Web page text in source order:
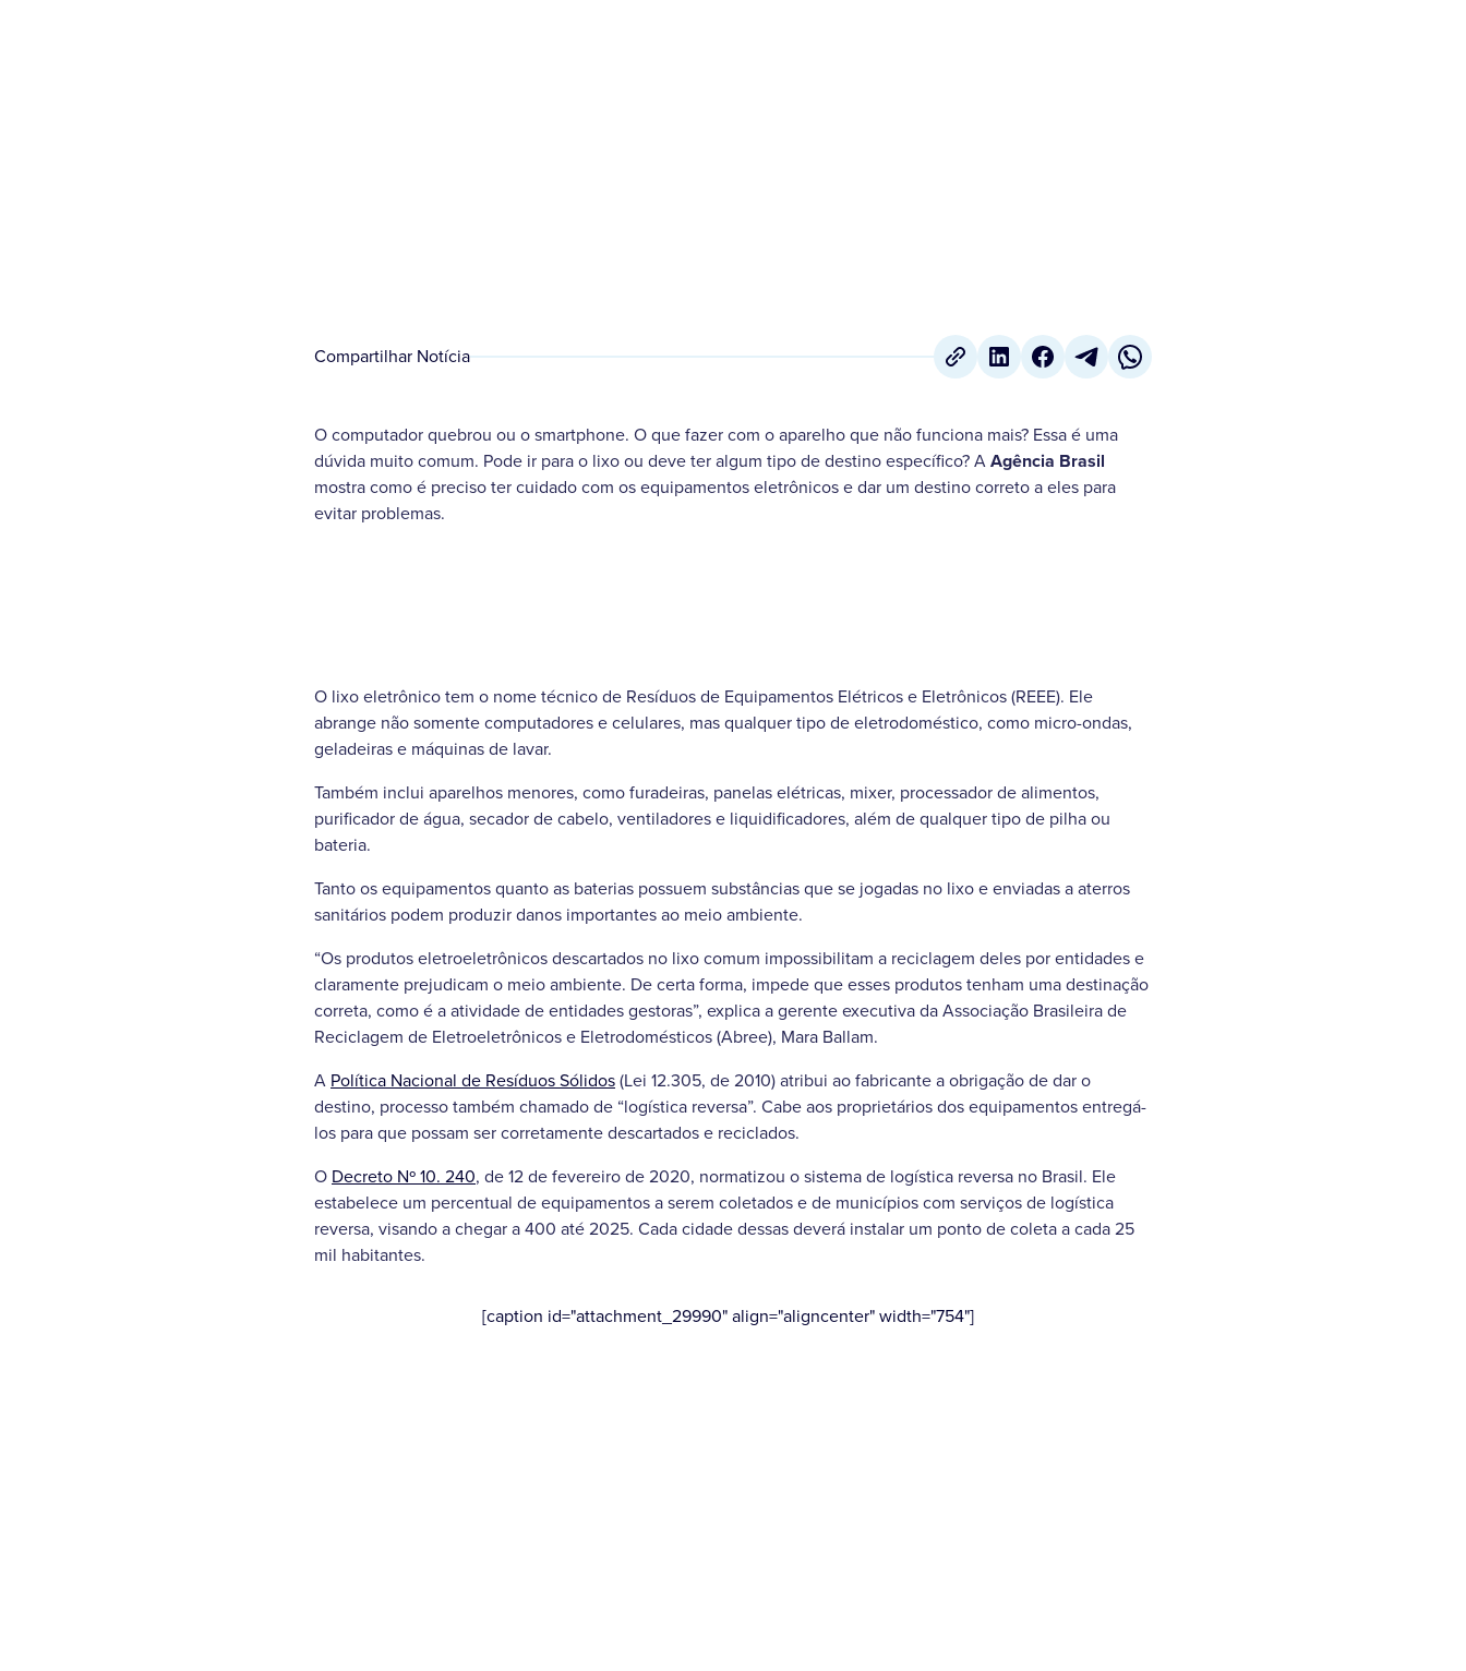
Compartilhar Notícia
O computador quebrou ou o smartphone. O que fazer com o aparelho que não funciona mais? Essa é uma
dúvida muito comum. Pode ir para o lixo ou deve ter algum tipo de destino específico? AAgência Brasil
mostra como é preciso ter cuidado com os equipamentos eletrônicos e dar um destino correto a eles para
evitar problemas.
O lixo eletrônico tem o nome técnico de Resíduos de Equipamentos Elétricos e Eletrônicos (REEE). Ele
abrange não somente computadores e celulares, mas qualquer tipo de eletrodoméstico, como micro-ondas,
geladeiras e máquinas de lavar.
Também inclui aparelhos menores, como furadeiras, panelas elétricas, mixer, processador de alimentos,
purificador de água, secador de cabelo, ventiladores e liquidificadores, além de qualquer tipo de pilha ou
bateria.
Tanto os equipamentos quanto as baterias possuem substâncias que se jogadas no lixo e enviadas a aterros
sanitários podem produzir danos importantes ao meio ambiente.
“Os produtos eletroeletrônicos descartados no lixo comum impossibilitam a reciclagem deles por entidades e
claramente prejudicam o meio ambiente. De certa forma, impede que esses produtos tenham uma destinação
correta, como é a atividade de entidades gestoras”, explica a gerente executiva da Associação Brasileira de
Reciclagem de Eletroeletrônicos e Eletrodomésticos (Abree), Mara Ballam.
A Política Nacional de Resíduos Sólidos(Lei 12.305, de 2010) atribui ao fabricante a obrigação de dar o
destino, processo também chamado de “logística reversa”. Cabe aos proprietários dos equipamentos entregá-
los para que possam ser corretamente descartados e reciclados.
O Decreto Nº 10. 240, de 12 de fevereiro de 2020, normatizou o sistema de logística reversa no Brasil. Ele
estabelece um percentual de equipamentos a serem coletados e de municípios com serviços de logística
reversa, visando a chegar a 400 até 2025. Cada cidade dessas deverá instalar um ponto de coleta a cada 25
mil habitantes.
[caption id="attachment_29990" align="aligncenter" width="754"]